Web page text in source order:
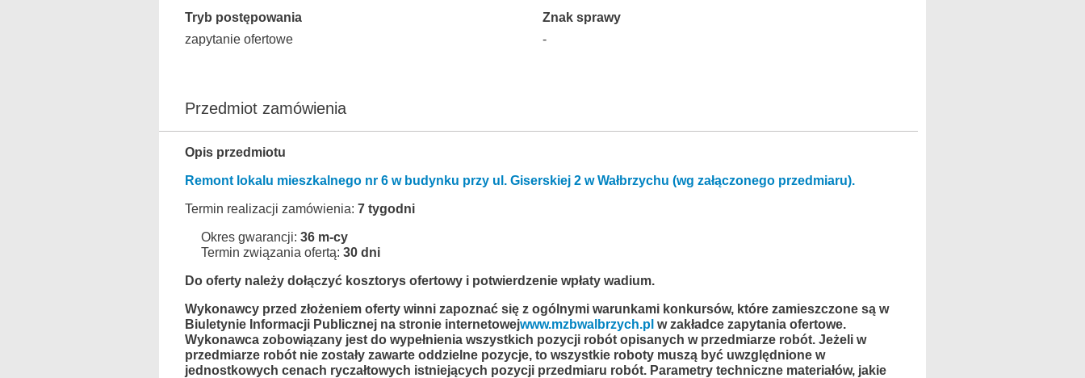
Tryb postępowania
zapytanie ofertowe
Znak sprawy
-
Przedmiot zamówienia
Opis przedmiotu
Remont lokalu mieszkalnego nr 6 w budynku przy ul. Giserskiej 2 w Wałbrzychu (wg załączonego przedmiaru).
Termin realizacji zamówienia: 7 tygodni
Okres gwarancji: 36 m-cy
Termin związania ofertą: 30 dni
Do oferty należy dołączyć kosztorys ofertowy i potwierdzenie wpłaty wadium.
Wykonawcy przed złożeniem oferty winni zapoznać się z ogólnymi warunkami konkursów, które zamieszczone są w
Biuletynie Informacji Publicznej na stronie internetowejwww.mzbwalbrzych.pl w zakładce zapytania ofertowe.
Wykonawca zobowiązany jest do wypełnienia wszystkich pozycji robót opisanych w przedmiarze robót. Jeżeli w
przedmiarze robót nie zostały zawarte oddzielne pozycje, to wszystkie roboty muszą być uwzględnione w
jednostkowych cenach ryczałtowych istniejących pozycji przedmiaru robót. Parametry techniczne materiałów, jakie